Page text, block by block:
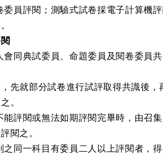
評閱；測驗式試卷採電子計算機評
典試委員、命題委員及閱卷委員共
先就部分試卷進行試評取得共識後
。
閱或無法如期評閱完畢時，由召集
閱之。
一科目有委員二人以上評閱者，得